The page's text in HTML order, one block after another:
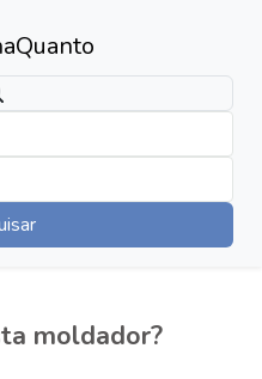
moldador?